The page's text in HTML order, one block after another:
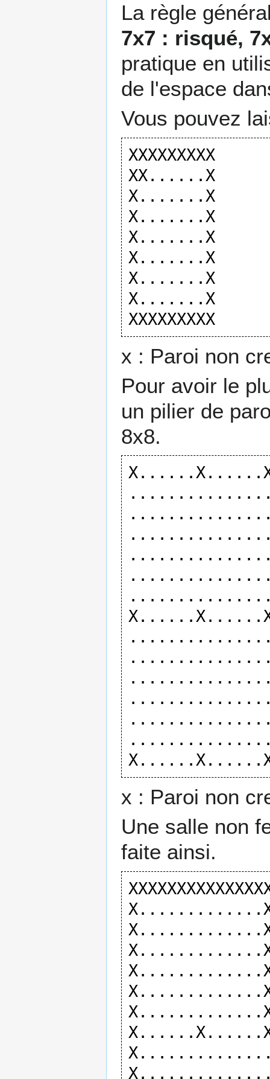
La règle
7x7 : risqué,
pratique en
de l'espace
Vous pouvez
XXXXXXXXX
XX......X
X.......X
X.......X
X.......X
X.......X
X.......X
X.......X
XXXXXXXXX
x : Paroi non
Pour avoir le
un pilier de
8x8.
x : Paroi non
Une salle non
faite ainsi.